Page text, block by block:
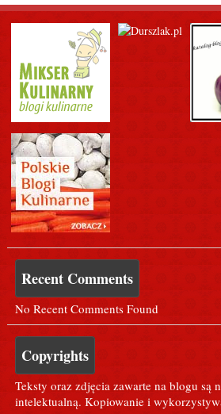
Recent Comments
No Recent Comments Found
Copyrights
Teksty oraz zdjęcia zawarte na blogu są
intelektualną. Kopiowanie i